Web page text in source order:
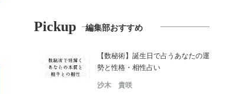
Pickup 編集部おすすめ
【数秘術】誕生日で占うあなたの運
勢と性格・相性占い
沙木 貴咲